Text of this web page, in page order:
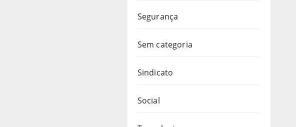
Segurança
Sem categoria
Sindicato
Social